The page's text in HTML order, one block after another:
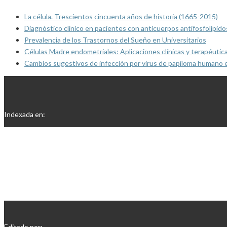
La célula. Trescientos cincuenta años de historia (1665-2015)
Diagnóstico clínico en pacientes con anticuerpos
Prevalencia de los Trastornos del Sueño en Universitarios
Células Madre endometriales: Aplicaciones clínicas y
Cambios sugestivos de infección por virus de papiloma
Indexada en: